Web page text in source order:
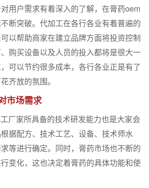
用户需求有着深入的了解，在膏药oem
断突破。代加工在各行各业有着普遍的
以帮助商家在建立品牌方面将投资控制
购买设备以及人员的投入都将是很大一
可以节约很多成本，各行各业正是有了
齐放的氛围。
市场需求
家所具备的技术研发能力也是大家会
据配方、技术工艺、设备、技术师水
等进行确定。同时，膏药市场也不断的
变化，这也决定着膏药的具体功能和使